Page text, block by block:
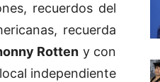
recuerdos del
recuerda
Rotten y con
independiente